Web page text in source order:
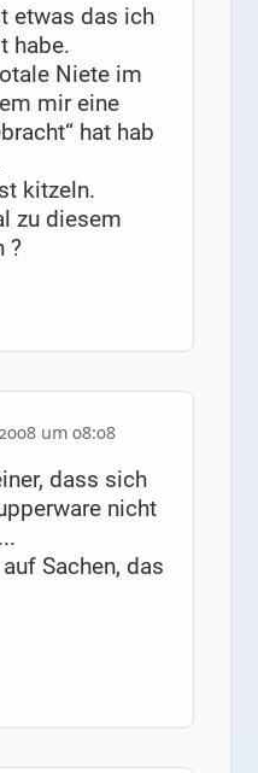
etwas das ich
habe.
Niete im
mir eine
hat hab
kitzeln.
zu diesem
?
um 08:08
dass sich
nicht
Sachen, das